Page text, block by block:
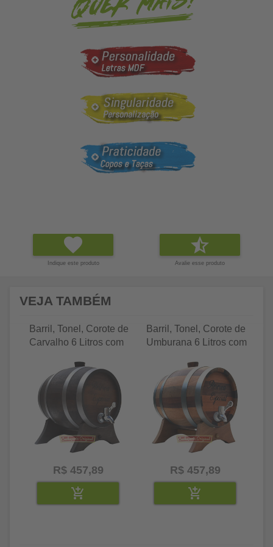
Indique este produto Avalie esse produto
VEJA TAMBÉM
Barril, Tonel, Corote de
Carvalho 6 Litros com
R$ 457,89
Barril, Tonel, Corote de
Umburana 6 Litros com
R$ 457,89